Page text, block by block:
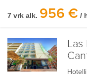
7 vrk alk. 956 € /
Las
Hotelli